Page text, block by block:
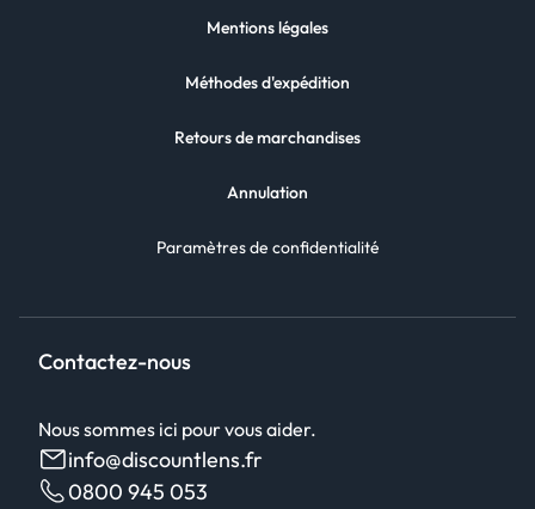
Mentions légales
Méthodes d'expédition
Retours de marchandises
Annulation
Paramètres de confidentialité
Contactez-nous
Nous sommes ici pour vous aider.
info@discountlens.fr
0800 945 053